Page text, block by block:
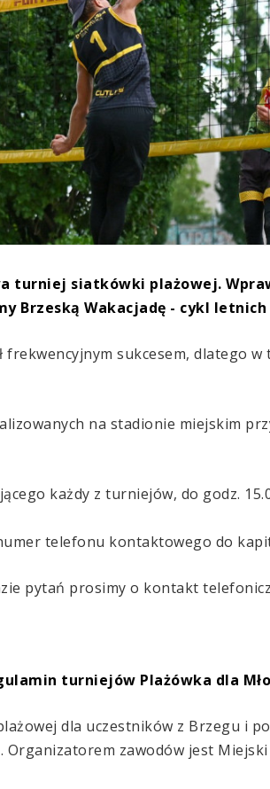
turniej siatkówki plażowej.
Brzeską Wakacjadę - cykl
sukcesem, dlatego
na stadionie miejskim
każdy z turniejów, do godz.
telefonu kontaktowego do
pytań prosimy o kontakt
turniejów Plażówka dla
dla uczestników z Brzegu i
Organizatorem zawodów jest